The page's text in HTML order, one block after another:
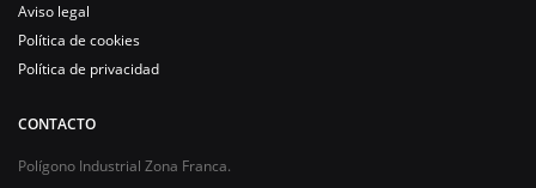
Aviso legal
Política de cookies
Política de privacidad
CONTACTO
Polígono Industrial Zona Franca.